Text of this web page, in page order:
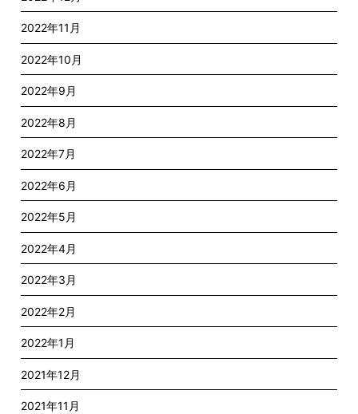
2022年11月
2022年10月
2022年9月
2022年8月
2022年7月
2022年6月
2022年5月
2022年4月
2022年3月
2022年2月
2022年1月
2021年12月
2021年11月